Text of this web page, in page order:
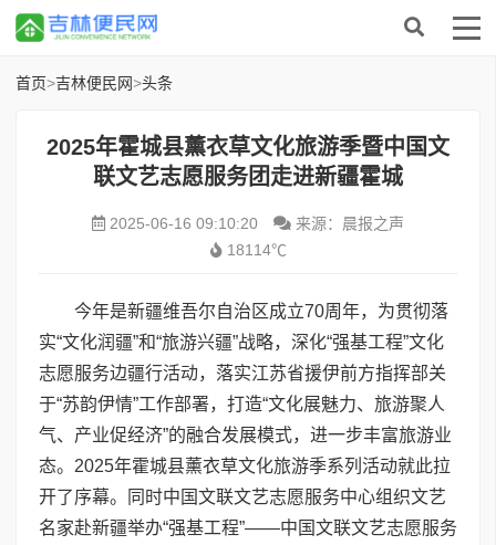
首页>吉林便民网>头条
2025年霍城县薰衣草文化旅游季暨中国文
联文艺志愿服务团走进新疆霍城
2025-06-16 09:10:20
来源：晨报之声
18114℃
今年是新疆维吾尔自治区成立70周年，为贯彻落
实“文化润疆”和“旅游兴疆”战略，深化“强基工程”文化
志愿服务边疆行活动，落实江苏省援伊前方指挥部关
于“苏韵伊情”工作部署，打造“文化展魅力、旅游聚人
气、产业促经济”的融合发展模式，进一步丰富旅游业
态。2025年霍城县薰衣草文化旅游季系列活动就此拉
开了序幕。同时中国文联文艺志愿服务中心组织文艺
名家赴新疆举办“强基工程”——中国文联文艺志愿服务